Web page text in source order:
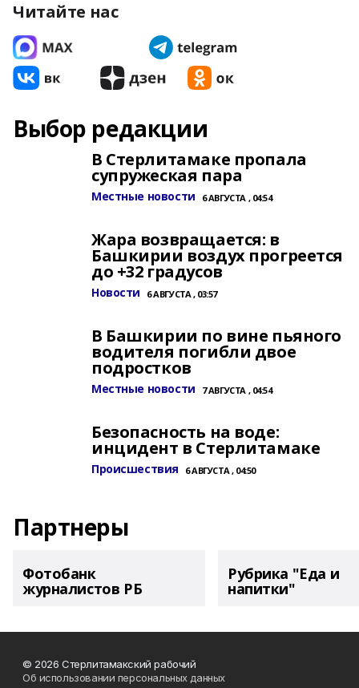
Читайте нас
Выбор редакции
В Стерлитамаке пропала
супружеская пара
Местные новости 6 АВГУСТА , 04:54
Жара возвращается: в
Башкирии воздух прогреется
до +32 градусов
Новости 6 АВГУСТА , 03:57
В Башкирии по вине пьяного
водителя погибли двое
подростков
Местные новости 7 АВГУСТА , 04:54
Безопасность на воде:
инцидент в Стерлитамаке
Происшествия 6 АВГУСТА , 04:50
Партнеры
Фотобанк
журналистов РБ
Рубрика "Еда и
напитки"
© 2026 Стерлитамакский рабочий
Об использовании персональных данных